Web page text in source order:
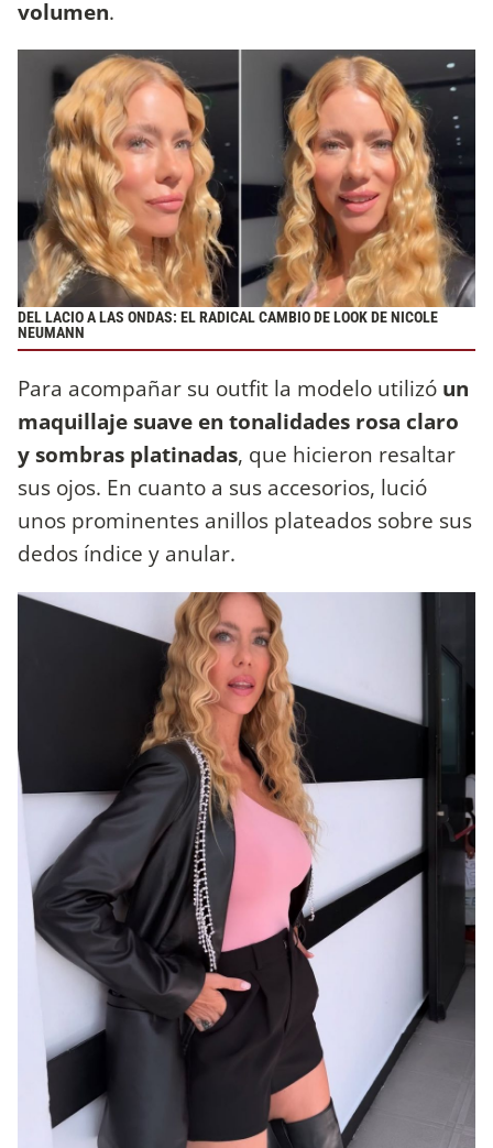
volumen.
DEL LACIO A LAS ONDAS: EL RADICAL CAMBIO DE LOOK DE NICOLE
NEUMANN
Para acompañar su outfit la modelo utilizó un
maquillaje suave en tonalidades rosa claro
y sombras platinadas, que hicieron resaltar
sus ojos. En cuanto a sus accesorios, lució
unos prominentes anillos plateados sobre sus
dedos índice y anular.